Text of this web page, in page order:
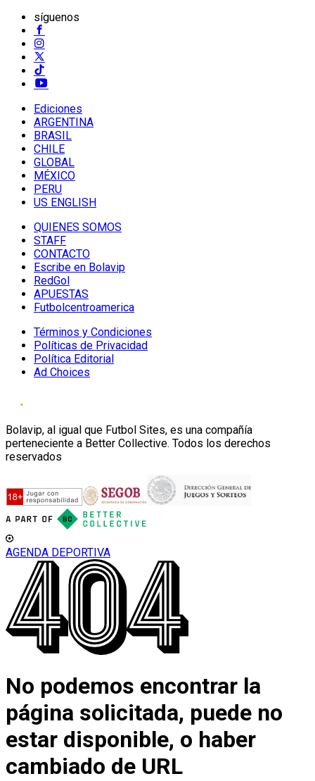
síguenos
Ediciones
ARGENTINA
BRASIL
CHILE
GLOBAL
MÉXICO
PERU
US ENGLISH
QUIENES SOMOS
STAFF
CONTACTO
Escribe en Bolavip
RedGol
APUESTAS
Futbolcentroamerica
Términos y Condiciones
Políticas de Privacidad
Política Editorial
Ad Choices
Bolavip, al igual que Futbol Sites, es una compañía
perteneciente a Better Collective. Todos los derechos
reservados
AGENDA DEPORTIVA
No podemos encontrar la
página solicitada, puede no
estar disponible, o haber
cambiado de URL